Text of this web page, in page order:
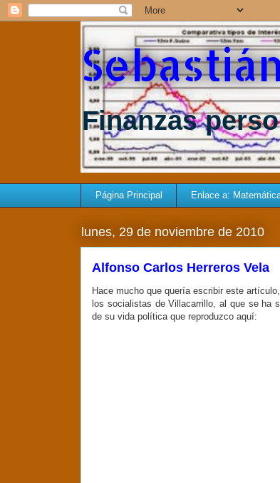
Finanzas
Página Principal Enlace a:
lunes, 29 de noviembre de 2010
Alfonso Carlos Herreros Vela
Hace mucho que quería escribir este
los socialistas de Villacarrillo, al que se ha
de su vida política que reproduzco aquí: